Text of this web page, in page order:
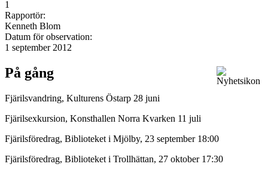
1
Rapportör:
Kenneth Blom
Datum för observation:
1 september 2012
På gång
Fjärilsvandring, Kulturens Östarp 28 juni
Fjärilsexkursion, Konsthallen Norra Kvarken 11 juli
Fjärilsföredrag, Biblioteket i Mjölby, 23 september 18:00
Fjärilsföredrag, Biblioteket i Trollhättan, 27 oktober 17:30